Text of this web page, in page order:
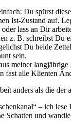
Du spürst
Ist-Zustand auf.
lass an Dir
z. B. schreibst Du
Du beide
sein.
meiner langjährige
fast alle Klienten
anders als die der
– ich lese
Schatten und